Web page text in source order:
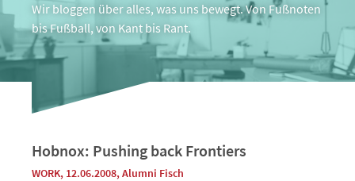
SOCIAL MEDIA
POSITIONIERUNG
REFERENZEN
TEAM
PRESSESERVICE
BLOG
Wir bloggen über alles, was uns bewegt. Von Fußnoten
bis Fußball, von Kant bis Rant.
Hobnox: Pushing back Frontiers
WORK, 12.06.2008,Alumni Fisch